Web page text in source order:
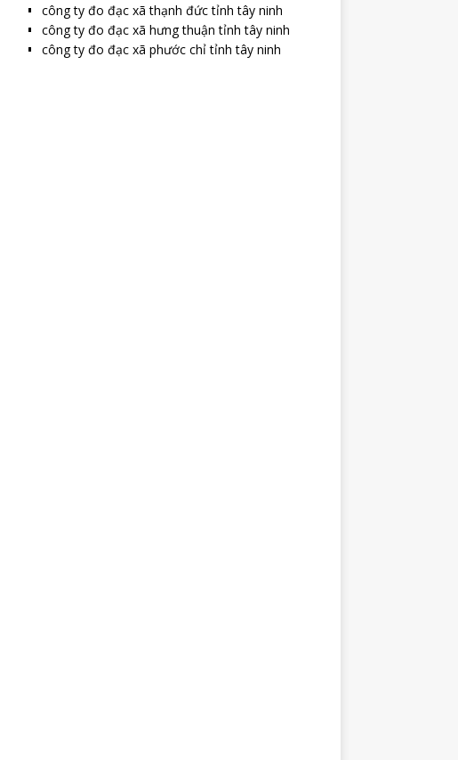
công ty đo đạc xã thạnh đức tỉnh tây ninh
công ty đo đạc xã hưng thuận tỉnh tây ninh
công ty đo đạc xã phước chỉ tỉnh tây ninh